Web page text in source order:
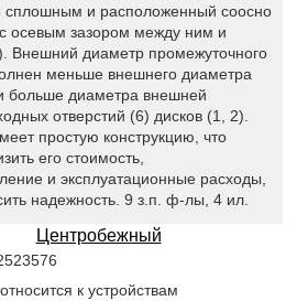
сплошным и расположенный соосно
осевым зазором между ним и
Внешний диаметр промежуточного
меньше внешнего диаметра
больше диаметра внешней
отверстий (6) дисков (1, 2).
простую конструкцию, что
его стоимость,
и эксплуатационные расходы,
надежность. 9 з.п. ф-лы, 4 ил.
Центробежный
к устройствам